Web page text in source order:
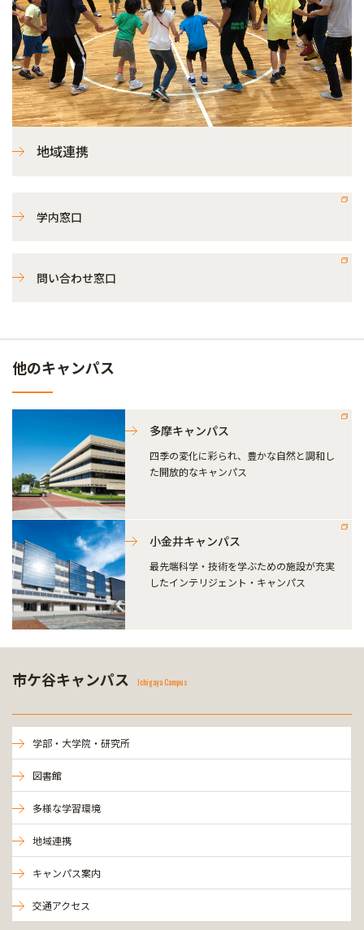
地域連携
学内窓口
問い合わせ窓口
他のキャンパス
多摩キャンパス
四季の変化に彩られ、豊かな自然と調和し
た開放的なキャンパス
小金井キャンパス
最先端科学・技術を学ぶための施設が充実
したインテリジェント・キャンパス
市ケ谷キャンパス Ichigaya Campus
学部・大学院・研究所
図書館
多様な学習環境
地域連携
キャンパス案内
交通アクセス